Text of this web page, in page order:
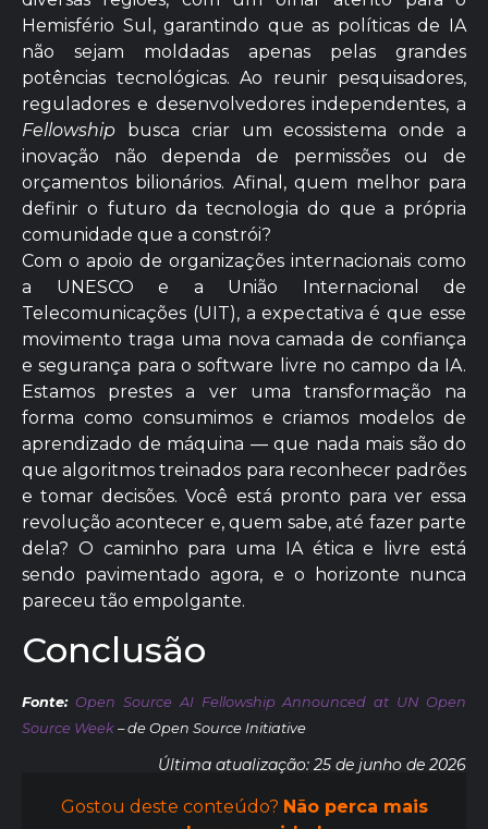
Hemisfério Sul, garantindo que as políticas de IA
não sejam moldadas apenas pelas grandes
potências tecnológicas. Ao reunir pesquisadores,
reguladores e desenvolvedores independentes, a
Fellowship busca criar um ecossistema onde a
inovação não dependa de permissões ou de
orçamentos bilionários. Afinal, quem melhor para
definir o futuro da tecnologia do que a própria
comunidade que a constrói?
Com o apoio de organizações internacionais como
a UNESCO e a União Internacional de
Telecomunicações (UIT), a expectativa é que esse
movimento traga uma nova camada de confiança
e segurança para o software livre no campo da IA.
Estamos prestes a ver uma transformação na
forma como consumimos e criamos modelos de
aprendizado de máquina — que nada mais são do
que algoritmos treinados para reconhecer padrões
e tomar decisões. Você está pronto para ver essa
revolução acontecer e, quem sabe, até fazer parte
dela? O caminho para uma IA ética e livre está
sendo pavimentado agora, e o horizonte nunca
pareceu tão empolgante.
Conclusão
Fonte: Open Source AI Fellowship Announced at UN Open
Source Week – de Open Source Initiative
Última atualização: 25 de junho de 2026
Gostou deste conteúdo? Não perca mais